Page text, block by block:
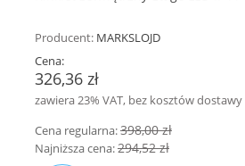
Producent: MARKSLOJD
Cena:
326,36 zł
zawiera 23% VAT, bez kosztów dostawy
Cena regularna:398,00 zł
Najniższa cena:294,52 zł